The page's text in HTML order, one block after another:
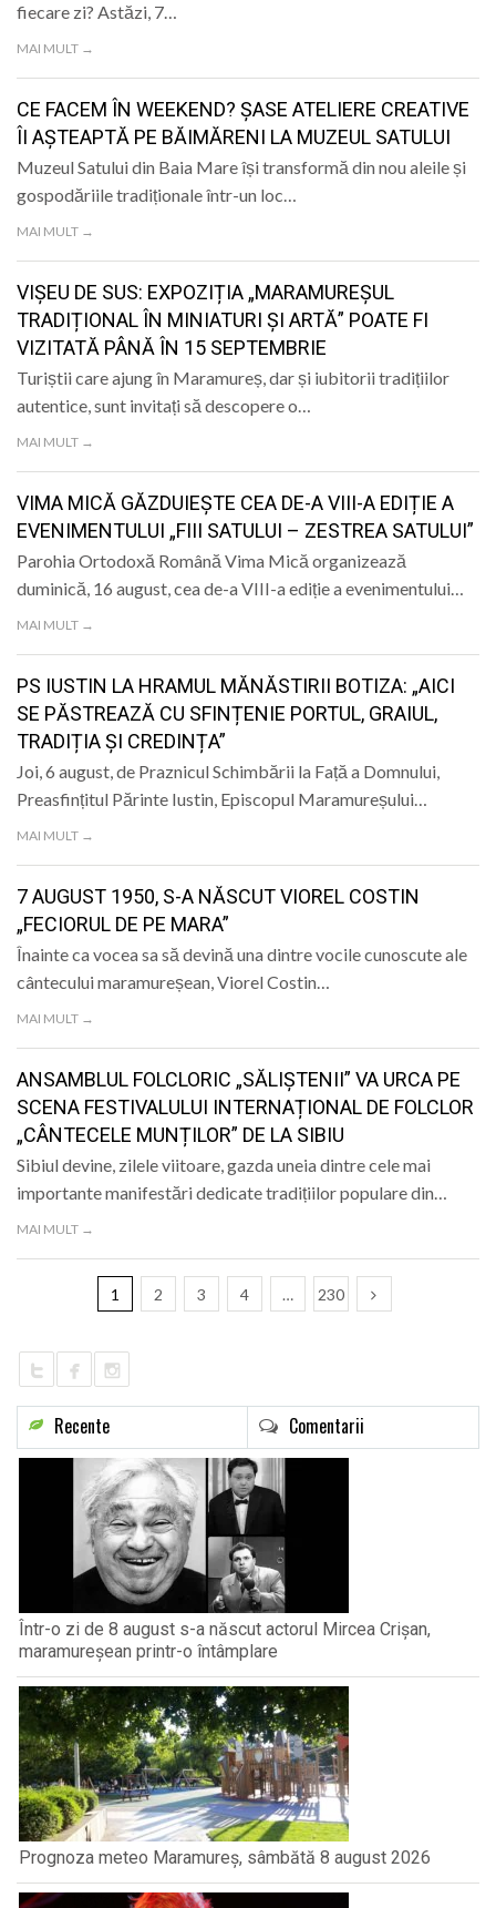
fiecare zi? Astăzi, 7…
MAI MULT →
CE FACEM ÎN WEEKEND? ȘASE ATELIERE CREATIVE
ÎI AȘTEAPTĂ PE BĂIMĂRENI LA MUZEUL SATULUI
Muzeul Satului din Baia Mare își transformă din nou aleile și
gospodăriile tradiționale într-un loc…
MAI MULT →
VIȘEU DE SUS: EXPOZIȚIA „MARAMUREȘUL
TRADIȚIONAL ÎN MINIATURI ȘI ARTĂ” POATE FI
VIZITATĂ PÂNĂ ÎN 15 SEPTEMBRIE
Turiștii care ajung în Maramureș, dar și iubitorii tradițiilor
autentice, sunt invitați să descopere o…
MAI MULT →
VIMA MICĂ GĂZDUIEȘTE CEA DE-A VIII-A EDIȚIE A
EVENIMENTULUI „FIII SATULUI – ZESTREA SATULUI”
Parohia Ortodoxă Română Vima Mică organizează
duminică, 16 august, cea de-a VIII-a ediție a evenimentului…
MAI MULT →
PS IUSTIN LA HRAMUL MĂNĂSTIRII BOTIZA: „AICI
SE PĂSTREAZĂ CU SFINȚENIE PORTUL, GRAIUL,
TRADIȚIA ȘI CREDINȚA”
Joi, 6 august, de Praznicul Schimbării la Față a Domnului,
Preasfințitul Părinte Iustin, Episcopul Maramureșului…
MAI MULT →
7 AUGUST 1950, S-A NĂSCUT VIOREL COSTIN
„FECIORUL DE PE MARA”
Înainte ca vocea sa să devină una dintre vocile cunoscute ale
cântecului maramureșean, Viorel Costin…
MAI MULT →
ANSAMBLUL FOLCLORIC „SĂLIȘTENII” VA URCA PE
SCENA FESTIVALULUI INTERNAȚIONAL DE FOLCLOR
„CÂNTECELE MUNȚILOR” DE LA SIBIU
Sibiul devine, zilele viitoare, gazda uneia dintre cele mai
importante manifestări dedicate tradițiilor populare din…
MAI MULT →
1 2 3 4 … 230
Recente Comentarii
Într-o zi de 8 august s-a născut actorul Mircea Crișan,
maramureșean printr-o întâmplare
Prognoza meteo Maramureș, sâmbătă 8 august 2026